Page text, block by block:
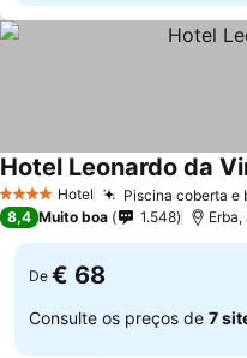
4 EstrelasHotel Piscina coberta e
Hotel Leonardo da
8,4 Muito boa 1.548
De € 68
Consulte os preços de 7